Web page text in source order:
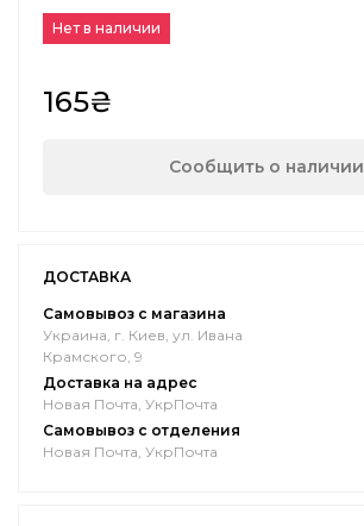
Нет в наличии
165₴
Сообщить о наличии
ДОСТАВКА
Самовывоз с магазина
Украина, г. Киев, ул. Ивана
Крамского, 9
Доставка на адрес
Новая Почта, УкрПочта
Самовывоз с отделения
Новая Почта, УкрПочта